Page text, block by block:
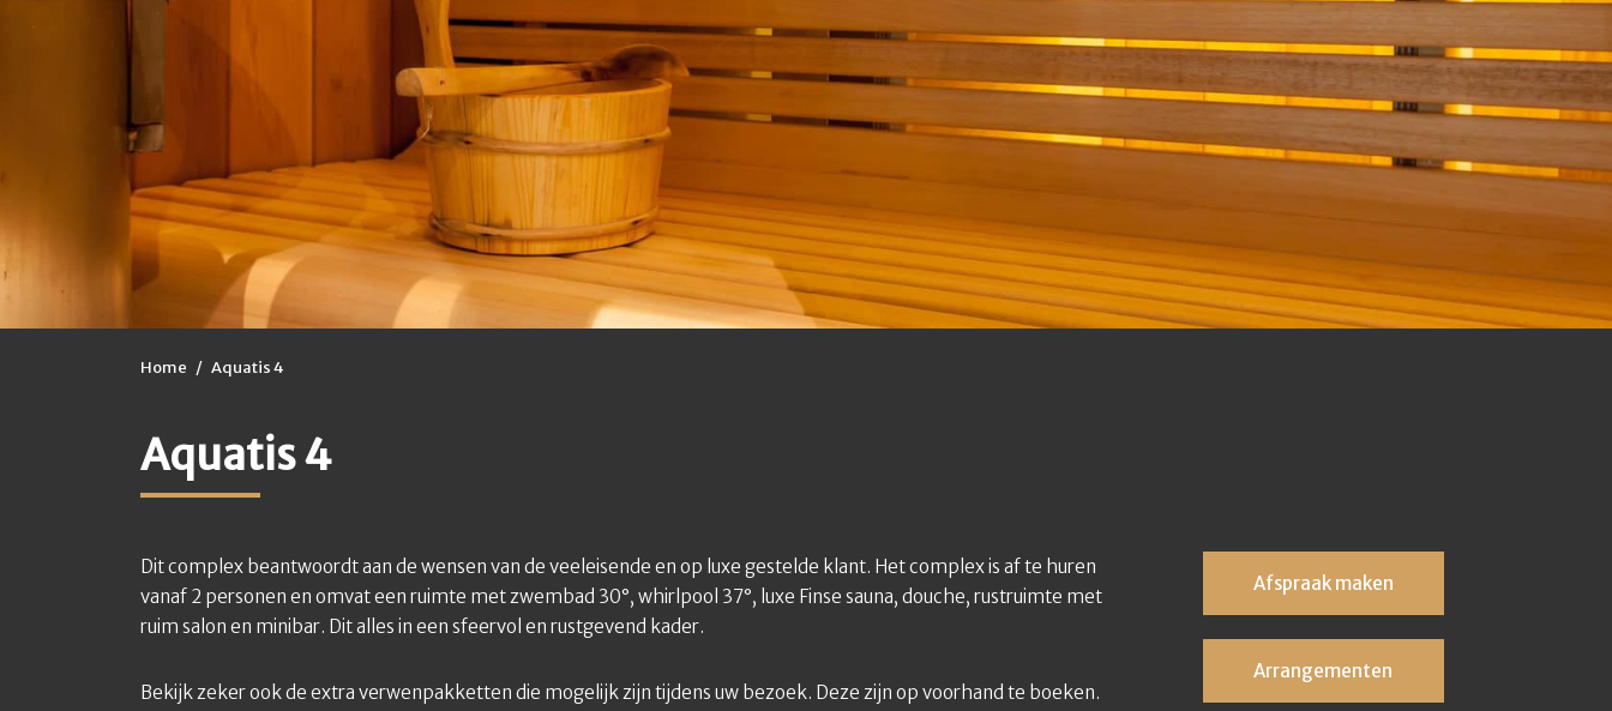
Home / Aquatis 4
Aquatis 4
Dit complex beantwoordt aan de wensen van de veeleisende en op luxe gestelde klant. Het complex is af te huren
vanaf 2 personen en omvat een ruimte met zwembad 30°, whirlpool 37°, luxe Finse sauna, douche, rustruimte met
ruim salon en minibar. Dit alles in een sfeervol en rustgevend kader.
Bekijk zeker ook de extra verwenpakketten die mogelijk zijn tijdens uw bezoek. Deze zijn op voorhand te boeken.
Afspraak maken
Arrangementen